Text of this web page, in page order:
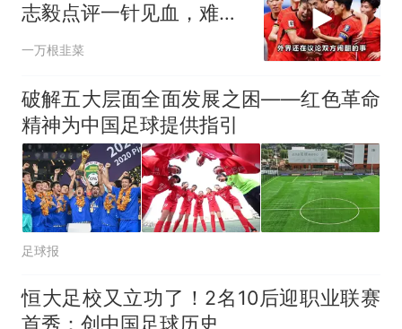
志毅点评一针见血，难道
董路没功劳？
一万根韭菜
破解五大层面全面发展之困——红色革命
精神为中国足球提供指引
足球报
恒大足校又立功了！2名10后迎职业联赛
首秀：创中国足球历史